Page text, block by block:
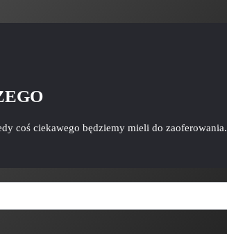
coś ciekawego będziemy mieli do zaoferowania.